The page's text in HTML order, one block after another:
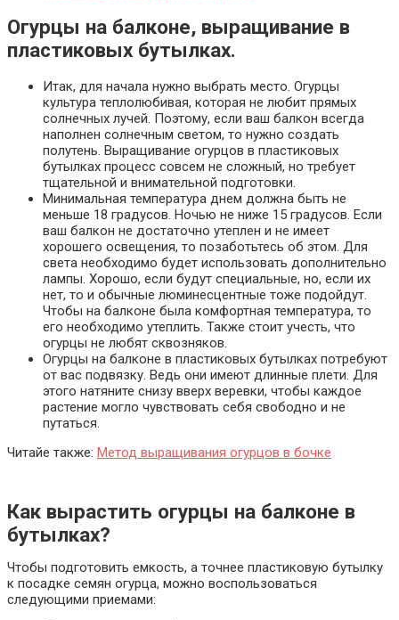
Огурцы на балконе, выращивание в
пластиковых бутылках.
Итак, для начала нужно выбрать место. Огурцы
культура теплолюбивая, которая не любит прямых
солнечных лучей. Поэтому, если ваш балкон всегда
наполнен солнечным светом, то нужно создать
полутень. Выращивание огурцов в пластиковых
бутылках процесс совсем не сложный, но требует
тщательной и внимательной подготовки.
Минимальная температура днем должна быть не
меньше 18 градусов. Ночью не ниже 15 градусов. Если
ваш балкон не достаточно утеплен и не имеет
хорошего освещения, то позаботьтесь об этом. Для
света необходимо будет использовать дополнительно
лампы. Хорошо, если будут специальные, но, если их
нет, то и обычные люминесцентные тоже подойдут.
Чтобы на балконе была комфортная температура, то
его необходимо утеплить. Также стоит учесть, что
огурцы не любят сквозняков.
Огурцы на балконе в пластиковых бутылках потребуют
от вас подвязку. Ведь они имеют длинные плети. Для
этого натяните снизу вверх веревки, чтобы каждое
растение могло чувствовать себя свободно и не
путаться.
Читайе также: Метод выращивания огурцов в бочке
Как вырастить огурцы на балконе в
бутылках?
Чтобы подготовить емкость, а точнее пластиковую бутылку
к посадке семян огурца, можно воспользоваться
следующими приемами: